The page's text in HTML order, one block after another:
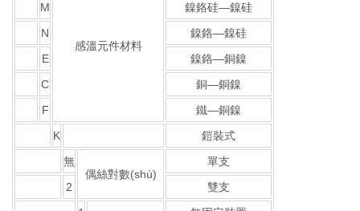
感溫元件材料
M
鎳鉻硅—鎳硅
N
鎳鉻—鎳硅
E
鎳鉻—銅鎳
C
銅—銅鎳
F
鐵—銅鎳
K
鎧裝式
無
偶絲對數(shù)
單支
2
雙支